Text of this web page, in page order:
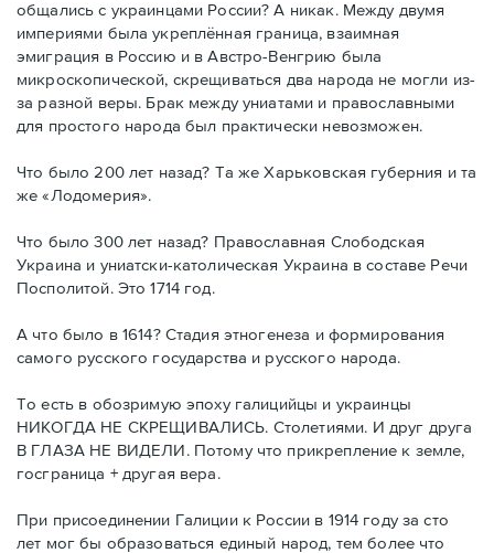
общались с украинцами России? А никак. Между двумя
империями была укреплённая граница, взаимная
эмиграция в Россию и в Австро-Венгрию была
микроскопической, скрещиваться два народа не могли из-
за разной веры. Брак между униатами и православными
для простого народа был практически невозможен.
Что было 200 лет назад? Та же Харьковская губерния и та
же «Лодомерия».
Что было 300 лет назад? Православная Слободская
Украина и униатски-католическая Украина в составе Речи
Посполитой. Это 1714 год.
А что было в 1614? Стадия этногенеза и формирования
самого русского государства и русского народа.
То есть в обозримую эпоху галицийцы и украинцы
НИКОГДА НЕ СКРЕЩИВАЛИСЬ. Столетиями. И друг друга
В ГЛАЗА НЕ ВИДЕЛИ. Потому что прикрепление к земле,
госграница + другая вера.
При присоединении Галиции к России в 1914 году за сто
лет мог бы образоваться единый народ, тем более что